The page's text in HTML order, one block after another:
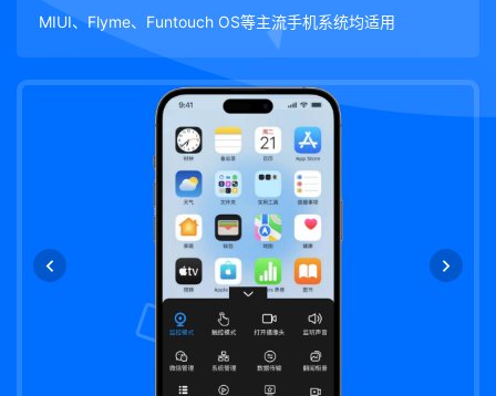
MIUI、Flyme、Funtouch OS等主流手机系统均适用